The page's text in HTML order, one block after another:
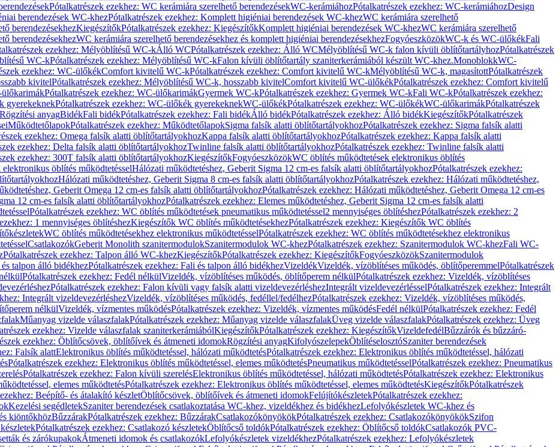
Pótalkatrészek ezekhez: WC kerámiára szerelhető berendezésekWC-kerámiáhozPótalkatrészek ezekhez: WC-kerámiáhozDesign
berendezések WC-khezPótalkatrészek ezekhez: Komplett higiéniai berendezések WC-khezWC kerámiára szerelhető
berendezésekhezKiegészítőkPótalkatrészek ezekhez: KiegészítőkKomplett higiéniai berendezések WC-khezWC kerámiára szerelhető
berendezésekhezWC kerámiára szerelhető berendezésekhez és komplett higiéniai berendezésekhezFogyóeszközökWC-k és WC-ülőkékFali
ezekhez: Mélyöblítésű WC-kÁlló WCPótalkatrészek ezekhez: Álló WCMélyöblítésű WC-k falon kívüli öblítőtartályhozPótalkatrészek
WC-kPótalkatrészek ezekhez: Mélyöblítésű WC-kFalon kívüli öblítőtartály szaniterkerámiából készült WC-khez.MonoblokkWC-
ezekhez: WC-ülőkékComfort kivitelű WC-kPótalkatrészek ezekhez: Comfort kivitelű WC-kMélyöblítésű WC-k, magasítottPótalkatrészek
kivitelPótalkatrészek ezekhez: Mélyöblítésű WC-k, hosszabb kivitelComfort kivitelű WC-ülőkékPótalkatrészek ezekhez: Comfort kivitelű
Pótalkatrészek ezekhez: WC-ülőkarimákGyermek WC-kPótalkatrészek ezekhez: Gyermek WC-kFali WC-kPótalkatrészek ezekhez:
gyerekeknekPótalkatrészek ezekhez: WC-ülőkék gyerekeknekWC-ülőkékPótalkatrészek ezekhez: WC-ülőkékWC-ülőkarimákPótalkatrészek
Rögzítési anyagBidékFali bidékPótalkatrészek ezekhez: Fali bidékÁlló bidékPótalkatrészek ezekhez: Álló bidékKiegészítőkPótalkatrészek
MűködtetőlapokPótalkatrészek ezekhez: MűködtetőlapokSigma falsík alatti öblítőtartályokhozPótalkatrészek ezekhez: Sigma falsík alatti
ezekhez: Omega falsík alatti öblítőtartályokhozKappa falsík alatti öblítőtartályokhozPótalkatrészek ezekhez: Kappa falsík alatti
ezekhez: Delta falsík alatti öblítőtartályokhozTwinline falsík alatti öblítőtartályokhozPótalkatrészek ezekhez: Twinline falsík alatti
ezekhez: 300T falsík alatti öblítőtartályokhozKiegészítőkFogyóeszközökWC öblítés működtetések elektronikus öblítés
öblítés működtetésselHálózati működtetéshez, Geberit Sigma 12 cm-es falsík alatti öblítőtartályokhozPótalkatrészek ezekhez:
Hálózati működtetéshez, Geberit Sigma 8 cm-es falsík alatti öblítőtartályokhozPótalkatrészek ezekhez: Hálózati működtetéshez,
Geberit Omega 12 cm-es falsík alatti öblítőtartályokhozPótalkatrészek ezekhez: Hálózati működtetéshez, Geberit Omega 12 cm-es
12 cm-es falsík alatti öblítőtartályokhozPótalkatrészek ezekhez: Elemes működtetéshez, Geberit Sigma 12 cm-es falsík alatti
Pótalkatrészek ezekhez: WC öblítés működtetések pneumatikus működtetéssel2 mennyiséges öblítéshezPótalkatrészek ezekhez: 2
1 mennyiséges öblítéshezKiegészítők WC öblítés működtetésekhezPótalkatrészek ezekhez: Kiegészítők WC öblítés
WC öblítés működtetésekhez elektronikus működtetésselPótalkatrészek ezekhez: WC öblítés működtetésekhez elektronikus
CsatlakozókGeberit Monolith szanitermodulokSzanitermodulok WC-khezPótalkatrészek ezekhez: Szanitermodulok WC-khezFali WC-
Pótalkatrészek ezekhez: Talpon álló WC-khezKiegészítőkPótalkatrészek ezekhez: KiegészítőkFogyóeszközökSzanitermodulok
talpon álló bidékhezPótalkatrészek ezekhez: Fali és talpon álló bidékhezVizeldékVizeldék, vízöblítéses működés, öblítőperemmelPótalkatrészek
Pótalkatrészek ezekhez: Fedél nélkülVizeldék, vízöblítéses működés, öblítőperem nélkülPótalkatrészek ezekhez: Vizeldék, vízöblítéses
Pótalkatrészek ezekhez: Falon kívüli vagy falsík alatti vizeldevezérléshezIntegrált vizeldevezérlésselPótalkatrészek ezekhez: Integrált
Integrált vizeldevezérléshezVizeldék, vízöblítéses működés, fedéllel/fedélhezPótalkatrészek ezekhez: Vizeldék, vízöblítéses működés,
nélkülVizeldék, vízmentes működésPótalkatrészek ezekhez: Vizeldék, vízmentes működésFedél nélkülPótalkatrészek ezekhez: Fedél
Műanyag vizelde válaszfalakPótalkatrészek ezekhez: Műanyag vizelde válaszfalakÜveg vizelde válaszfalakPótalkatrészek ezekhez: Üveg
ezekhez: Vizelde válaszfalak szaniterkerámiábólKiegészítőkPótalkatrészek ezekhez: KiegészítőkVizeldefedélBűzzárók és bűzzáró-
ezekhez: Öblítőcsövek, öblítőívek és átmeneti idomokRögzítési anyagKifolyószelepekÖblítéselosztóSzaniter berendezések
Falsík alattElektronikus öblítés működtetéssel, hálózati működtetésPótalkatrészek ezekhez: Elektronikus öblítés működtetéssel, hálózati
Pótalkatrészek ezekhez: Elektronikus öblítés működtetéssel, elemes működtetésPneumatikus működtetésselPótalkatrészek ezekhez: Pneumatikus
Pótalkatrészek ezekhez: Falon kívüli szerelésElektronikus öblítés működtetéssel, hálózati működtetésPótalkatrészek ezekhez: Elektronikus
elemes működtetésPótalkatrészek ezekhez: Elektronikus öblítés működtetéssel, elemes működtetésKiegészítőkPótalkatrészek
Beépítő- és átalakító készletÖblítőcsövek, öblítőívek és átmeneti idomokFelújítókészletekPótalkatrészek ezekhez:
Kezelési segédletekSzaniter berendezések csatlakoztatása WC-khez, vizeldékhez és bidékhezLefolyókészletek WC-khez és
kiöntőkhözBűzzárakPótalkatrészek ezekhez: BűzzárakCsatlakozókönyökökPótalkatrészek ezekhez: CsatlakozókönyökökSzifon
Pótalkatrészek ezekhez: Csatlakozó készletekÖblítőcső toldókPótalkatrészek ezekhez: Öblítőcső toldókCsatlakozók PVC-
és zárókupakokÁtmeneti idomok és csatlakozókLefolyókészletek vizeldékhezPótalkatrészek ezekhez: Lefolyókészletek